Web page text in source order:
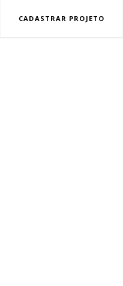
CADASTRAR PROJETO